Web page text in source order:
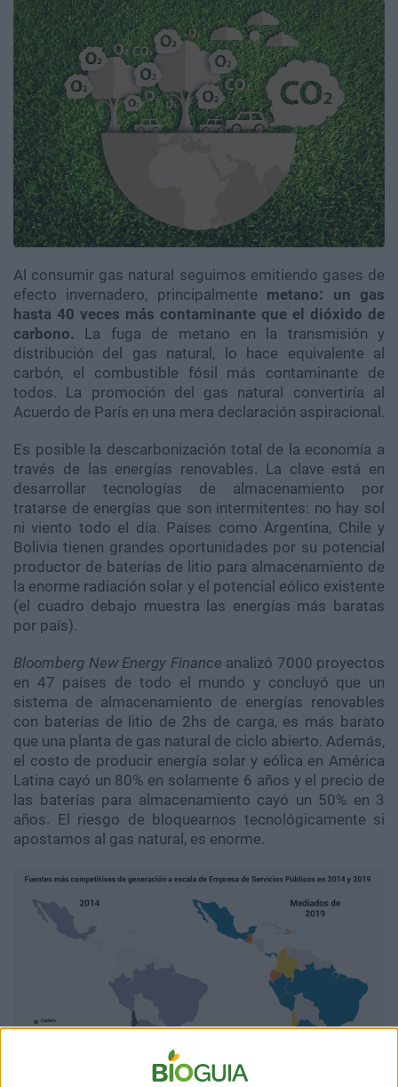
Al consumir gas natural seguimos emitiendo gases de
efecto invernadero, principalmente metano:
un gas
hasta 40 veces más contaminante que el dióxido de
carbono. La fuga de metano en la transmisión y
distribución del gas natural, lo hace equivalente al
carbón, el combustible fósil más contaminante de
todos. La promoción del gas natural convertiría al
Acuerdo de París en una mera declaración aspiracional.
Es posible la descarbonización total de la economía a
través de las energías renovables. La clave está en
desarrollar tecnologías de almacenamiento por
tratarse de energías que son intermitentes: no hay sol
ni viento todo el día. Países como Argentina, Chile y
Bolivia tienen grandes oportunidades por su potencial
productor de baterías de litio para almacenamiento de
la enorme radiación solar y el potencial eólico existente
(el cuadro debajo muestra las energías más baratas
por país).
Bloomberg New Energy Finance analizó 7000 proyectos
en 47 países de todo el mundo y concluyó que un
sistema de almacenamiento de energías renovables
con baterías de litio de 2hs de carga, es más barato
que una planta de gas natural de ciclo abierto. Además,
el costo de producir energía solar y eólica en América
Latina cayó un 80% en solamente 6 años y el precio de
las baterías para almacenamiento cayó un 50% en 3
años. El riesgo de bloquearnos tecnológicamente si
apostamos al gas natural, es enorme.